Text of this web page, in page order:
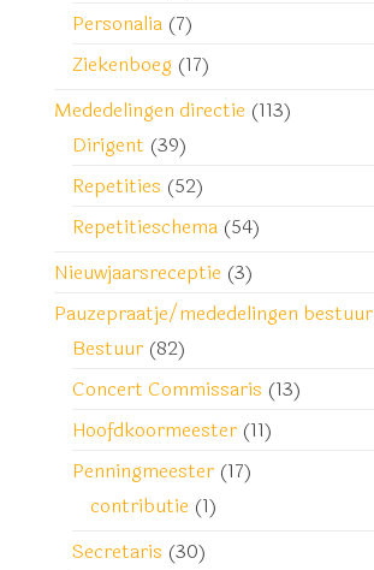
Personalia (7)
Ziekenboeg (17)
Mededelingen directie (113)
Dirigent (39)
Repetities (52)
Repetitieschema (54)
Nieuwjaarsreceptie (3)
Pauzepraatje/mededelingen bestuur
Bestuur (82)
Concert Commissaris (13)
Hoofdkoormeester (11)
Penningmeester (17)
contributie (1)
Secretaris (30)